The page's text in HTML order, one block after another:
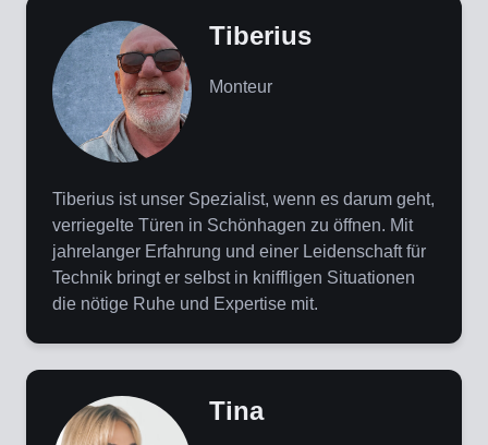
Tiberius
Monteur
Tiberius ist unser Spezialist, wenn es darum geht,
verriegelte Türen in Schönhagen zu öffnen. Mit
jahrelanger Erfahrung und einer Leidenschaft für
Technik bringt er selbst in kniffligen Situationen
die nötige Ruhe und Expertise mit.
Tina